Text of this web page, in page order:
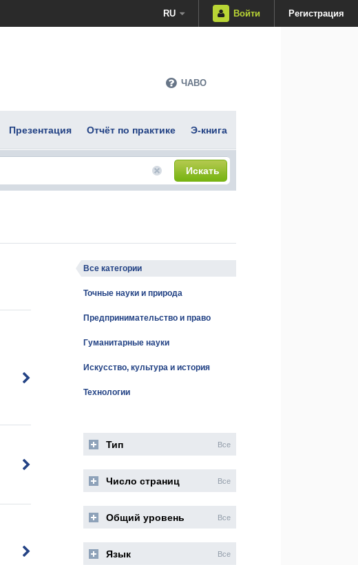
RU Войти Регистрация
ЧАВО
Презентация Отчёт по практике Э-книга
Искать
Все категории
Точные науки и природа
Предпринимательство и право
Гуманитарные науки
Искусство, культура и история
Технологии
Тип Все
Число страниц Все
Общий уровень Все
Язык Все